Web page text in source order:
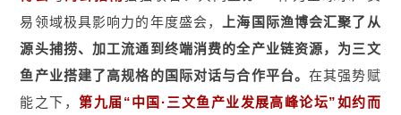
易领域极具影响力的年度盛会，
上海国际渔博会汇聚了从
源头捕捞、加工流通到终端消费的全产业链资源，为三文
鱼产业搭建了高规格的国际对话与合作平台。在其强势赋
能之下，第九届“中国·三文鱼产业发展高峰论坛”如约而